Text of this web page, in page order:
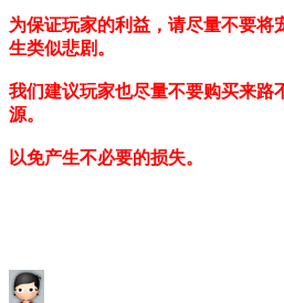
为保证玩家的利益，请尽量不要将
生类似悲剧。
我们建议玩家也尽量不要购买来路
源。
以免产生不必要的损失。